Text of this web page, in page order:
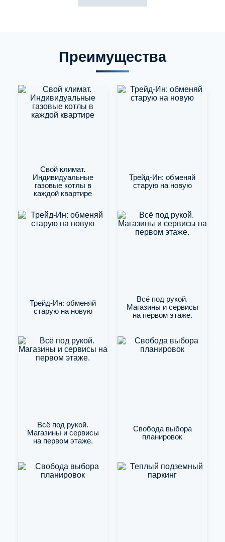
Преимущества
Свой климат.
Индивидуальные
газовые котлы в
каждой квартире
Трейд-Ин: обменяй
старую на новую
Трейд-Ин: обменяй
старую на новую
Всё под рукой.
Магазины и сервисы
на первом этаже.
Всё под рукой.
Магазины и сервисы
на первом этаже.
Свобода выбора
планировок